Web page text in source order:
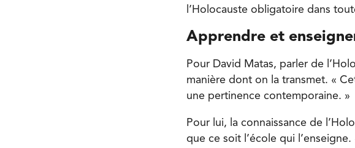
l’Holocauste obligatoire dans
Apprendre et
Pour David Matas, parler de
manière dont on la transmet. «
une pertinence contemporaine. »
Pour lui, la connaissance de
que ce soit l’école qui